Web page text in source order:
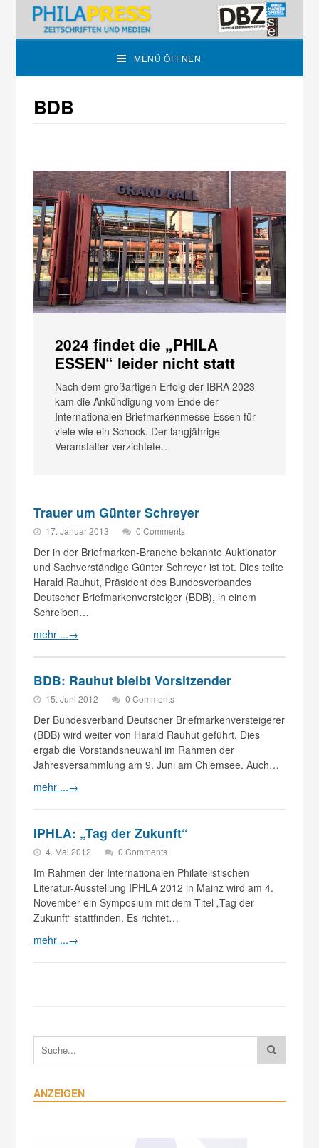
MENÜ ÖFFNEN
BDB
2024 findet die „PHILA
ESSEN“ leider nicht statt
Nach dem großartigen Erfolg der IBRA 2023
kam die Ankündigung vom Ende der
Internationalen Briefmarkenmesse Essen für
viele wie ein Schock. Der langjährige
Veranstalter verzichtete…
Trauer um Günter Schreyer
17. Januar 2013 0 Comments
Der in der Briefmarken-Branche bekannte Auktionator
und Sachverständige Günter Schreyer ist tot. Dies teilte
Harald Rauhut, Präsident des Bundesverbandes
Deutscher Briefmarkenversteiger (BDB), in einem
Schreiben…
mehr ...→
BDB: Rauhut bleibt Vorsitzender
15. Juni 2012 0 Comments
Der Bundesverband Deutscher Briefmarkenversteigerer
(BDB) wird weiter von Harald Rauhut geführt. Dies
ergab die Vorstandsneuwahl im Rahmen der
Jahresversammlung am 9. Juni am Chiemsee. Auch…
mehr ...→
IPHLA: „Tag der Zukunft“
4. Mai 2012 0 Comments
Im Rahmen der Internationalen Philatelistischen
Literatur-Ausstellung IPHLA 2012 in Mainz wird am 4.
November ein Symposium mit dem Titel „Tag der
Zukunft“ stattfinden. Es richtet…
mehr ...→
ANZEIGEN